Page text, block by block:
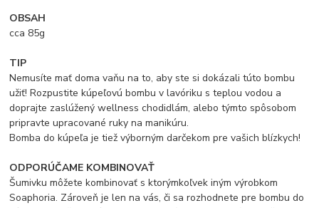
OBSAH
cca 85g
TIP
Nemusíte mať doma vaňu na to, aby ste si dokázali túto bombu
užiť! Rozpustite kúpeľovú bombu v lavóriku s teplou vodou a
doprajte zaslúžený wellness chodidlám, alebo týmto spôsobom
pripravte upracované ruky na manikúru.
Bomba do kúpeľa je tiež výborným darčekom pre vašich blízkych!
ODPORÚČAME KOMBINOVAŤ
Šumivku môžete kombinovať s ktorýmkoľvek iným výrobkom
Soaphoria. Zároveň je len na vás, či sa rozhodnete pre bombu do